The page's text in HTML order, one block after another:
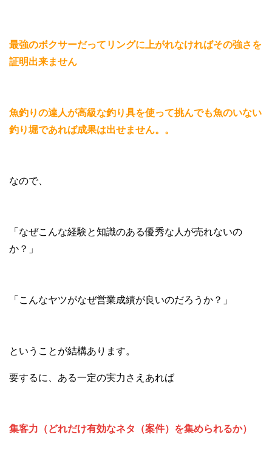
最強のボクサーだってリングに上がれなければその強さを
証明出来ません
魚釣りの達人が高級な釣り具を使って挑んでも魚のいない
釣り堀であれば成果は出せません。。
なので、
「なぜこんな経験と知識のある優秀な人が売れないの
か？」
「こんなヤツがなぜ営業成績が良いのだろうか？」
ということが結構あります。
要するに、ある一定の実力さえあれば
集客力（どれだけ有効なネタ（案件）を集められるか）